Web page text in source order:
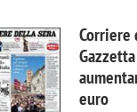
Corriere
euro